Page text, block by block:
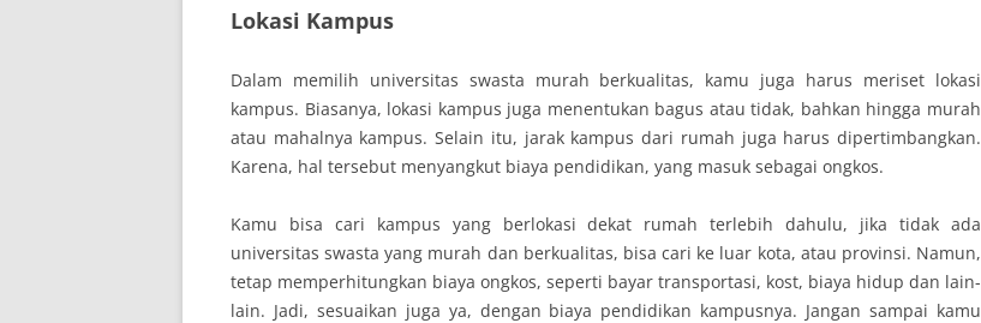
Lokasi Kampus
Dalam memilih universitas swasta murah berkualitas, kamu juga harus meriset lokasi
kampus. Biasanya, lokasi kampus juga menentukan bagus atau tidak, bahkan hingga murah
atau mahalnya kampus. Selain itu, jarak kampus dari rumah juga harus dipertimbangkan.
Karena, hal tersebut menyangkut biaya pendidikan, yang masuk sebagai ongkos.
Kamu bisa cari kampus yang berlokasi dekat rumah terlebih dahulu, jika tidak ada
universitas swasta yang murah dan berkualitas, bisa cari ke luar kota, atau provinsi. Namun,
tetap memperhitungkan biaya ongkos, seperti bayar transportasi, kost, biaya hidup dan lain-
lain. Jadi, sesuaikan juga ya, dengan biaya pendidikan kampusnya. Jangan sampai kamu